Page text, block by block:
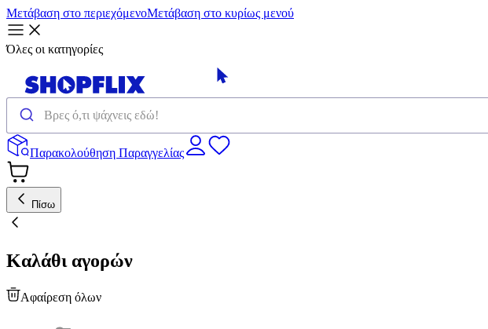
Μετάβαση στο περιεχόμενοΜετάβαση στο κυρίως μενού
Όλες οι κατηγορίες
Παρακολούθηση Παραγγελίας
Πίσω
Καλάθι αγορών
Αφαίρεση όλων